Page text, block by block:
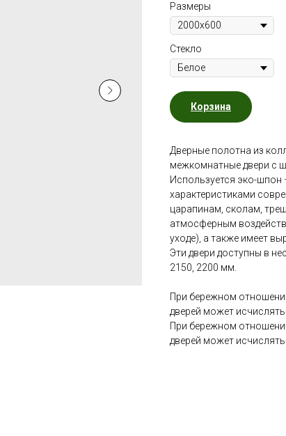
Размеры
Стекло
Корзина
Дверные полотна из
межкомнатные двери с
Используется эко-шпон
характеристиками
царапинам, сколам,
атмосферным
уходе), а также имеет
Эти двери доступны в
2150, 2200 мм.
При бережном
дверей может
При бережном
дверей может